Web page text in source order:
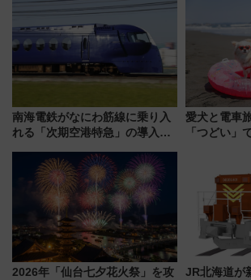
ススメ
府･柳川の
南海電鉄がなにわ筋線に乗り入
れる「次期空港特急」の導入を
日本初の鉄道デザイン
愛犬と電車
「つどい」
2026年「仙台七夕花火祭」を攻
JR北海道が